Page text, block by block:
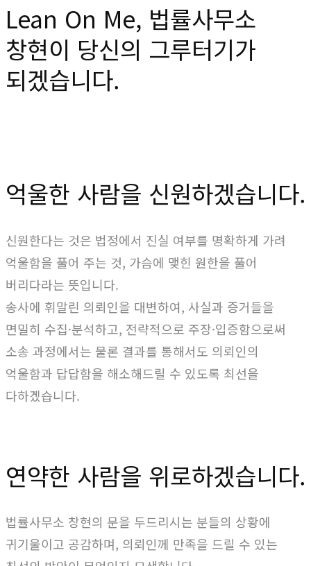
Lean On Me, 법률사무소
창현이 당신의 그루터기가
되겠습니다.
억울한 사람을 신원하겠습니다.
신원한다는 것은 법정에서 진실 여부를 명확하게 가려
억울함을 풀어 주는 것, 가슴에 맺힌 원한을 풀어
버리다라는 뜻입니다.
송사에 휘말린 의뢰인을 대변하여, 사실과 증거들을
면밀히 수집·분석하고, 전략적으로 주장·입증함으로써
소송 과정에서는 물론 결과를 통해서도 의뢰인의
억울함과 답답함을 해소해드릴 수 있도록 최선을
다하겠습니다.
연약한 사람을 위로하겠습니다.
법률사무소 창현의 문을 두드리시는 분들의 상황에
귀기울이고 공감하며, 의뢰인께 만족을 드릴 수 있는